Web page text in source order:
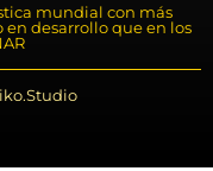
mundial con más
en desarrollo que en los